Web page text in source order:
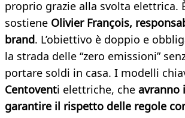
proprio grazie alla svolta elettrica.
sostiene Olivier François,
brand. L’obiettivo è doppio e
la strada delle “zero emissioni”
portare soldi in casa. I modelli
Centoventi elettriche, che avranno
garantire il rispetto delle regole